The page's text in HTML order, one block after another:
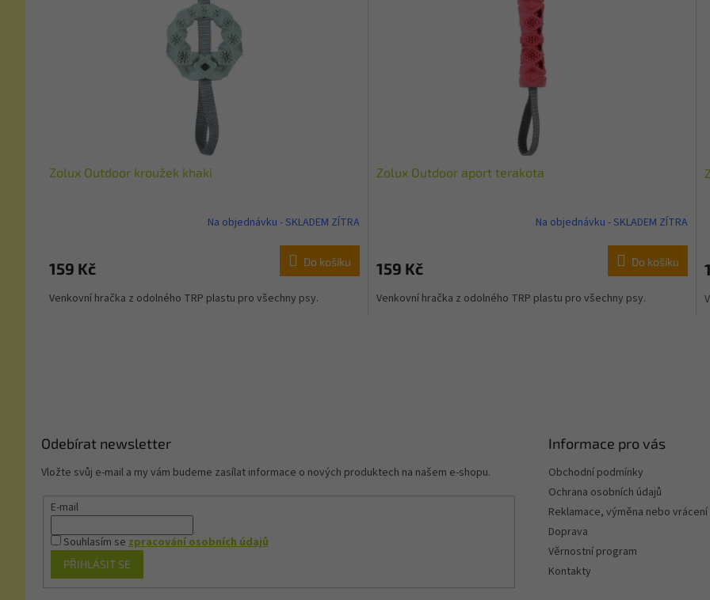
Zolux Outdoor kroužek khaki
Na objednávku - SKLADEM ZÍTRA
159 Kč Do košíku
Venkovní hračka z odolného TRP plastu pro všechny psy.
Zolux Outdoor aport terakota
Na objednávku - SKLADEM ZÍTRA
159 Kč Do košíku
Venkovní hračka z odolného TRP plastu pro všechny psy.
Odebírat newsletter
Vložte svůj e-mail a my vám budeme zasílat informace o nových produktech na našem e-shopu.
E-mail
Souhlasím se zpracování osobních údajů
PŘIHLÁSIT SE
Informace pro vás
Obchodní podmínky
Ochrana osobních údajů
Reklamace, výměna nebo
Doprava
Věrnostní program
Kontakty